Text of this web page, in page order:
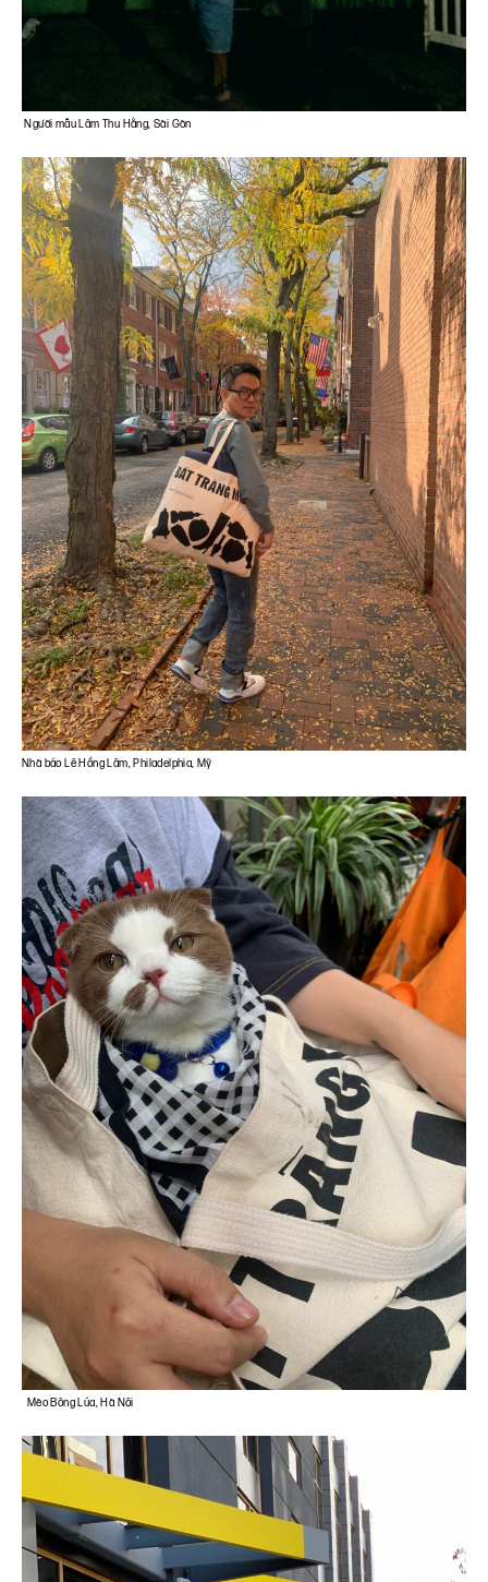
Người mẫu Lâm Thu Hằng, Sài Gòn
Nhà báo Lê Hồng Lâm, Philadelphia, Mỹ
Mèo Bông Lúa, Hà Nội